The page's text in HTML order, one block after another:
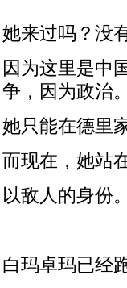
她来过吗？没有
因为这里是中
争，因为政治。
她只能在德里
而现在，她站
以敌人的身份。
白玛卓玛已经